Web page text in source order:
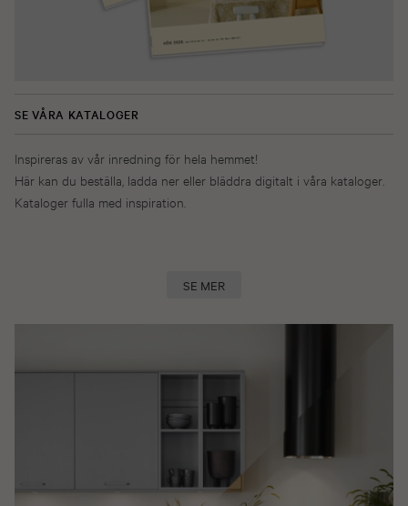
SE VÅRA KATALOGER
Inspireras av vår inredning för hela hemmet!
Här kan du beställa, ladda ner eller bläddra digitalt i våra kataloger.
Kataloger fulla med inspiration.
SE MER